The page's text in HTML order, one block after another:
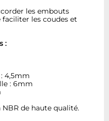
les embouts
faciliter les coudes et
:
4,5mm
: 6mm
de haute qualité.